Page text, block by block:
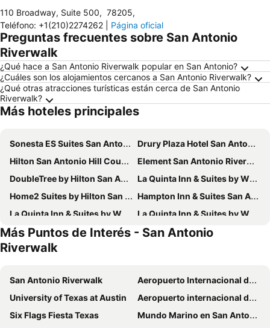
110 Broadway, Suite 500, 78205,
Teléfono: +1(210)2274262 Página oficial
Preguntas frecuentes sobre San Antonio
Riverwalk
¿Qué hace a San Antonio Riverwalk popular en San Antonio?
¿Cuáles son los alojamientos cercanos a San Antonio Riverwalk?
¿Qué otras atracciones turísticas están cerca de San Antonio
Riverwalk?
Más hoteles principales
Sonesta ES Suites San Antonio Downtown Alamo Plaza
Drury Plaza Hotel San Antonio Riverwalk
Hilton San Antonio Hill Country
Element San Antonio Riverwalk
DoubleTree by Hilton San Antonio Downtown
La Quinta Inn & Suites by Wyndham San Antonio Riverwalk
Home2 Suites by Hilton San Antonio Downtown - Riverwalk, TX
Hampton Inn & Suites San Antonio-Downtown/Market Square
La Quinta Inn & Suites by Wyndham San Antonio Medical Ctr NW
La Quinta Inn & Suites by Wyndham San Antonio Downtown
La Quinta Inn By Wyndham IH-10 West San Antonio TX
Aiden San Antonio Riverwalk
The Emily Morgan San Antonio - a DoubleTree by Hilton
Menger Hotel
Red Roof PLUS+ San Antonio Downtown - Riverwalk
Canopy by Hilton San Antonio Riverwalk
Grand Hyatt San Antonio River Walk
La Quinta Inn by Wyndham San Antonio Market Square
Comfort Suites Alamo/River walk
Más Puntos de Interés - San Antonio
Riverwalk
San Antonio Riverwalk
Aeropuerto Internacional de Austin-Bergstrom
University of Texas at Austin
Aeropuerto internacional de San Antonio
Six Flags Fiesta Texas
Mundo Marino en San Antonio